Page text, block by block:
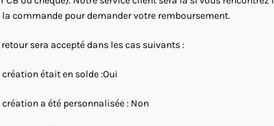
la commande pour demander votre remboursement.
retour sera accepté dans les cas suivants :
création était en solde :Oui
création a été personnalisée : Non